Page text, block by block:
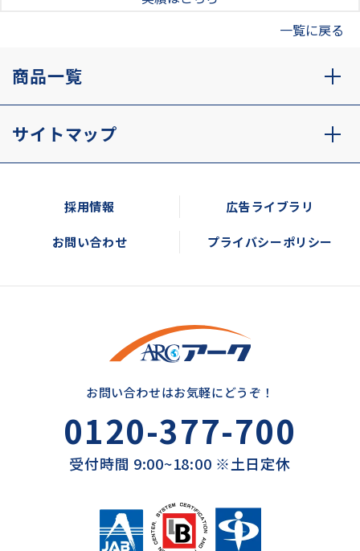
一覧に戻る
商品一覧
サイトマップ
採用情報 広告ライブラリ
お問い合わせ プライバシーポリシー
お問い合わせはお気軽にどうぞ！
0120-377-700
受付時間 9:00~18:00 ※土日定休